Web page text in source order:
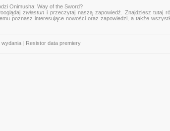
Onimusha: Way of the Sword?
zwiastun i przeczytaj naszą zapowiedź. Znajdziesz tutaj
poznasz interesujące nowości oraz zapowiedzi, a także
wydania Resistor data premiery